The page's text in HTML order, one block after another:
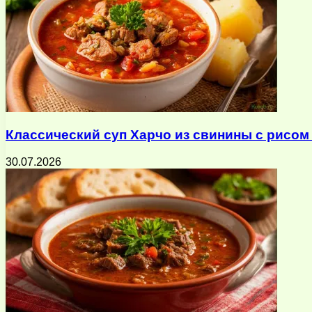
Классический суп Харчо из свинины с
30.07.2026